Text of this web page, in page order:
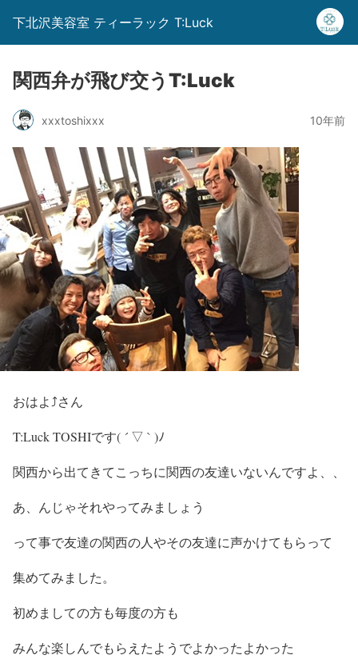
下北沢美容室 ティーラック T:Luck
関西弁が飛び交うT:Luck
xxxtoshixxx 10年前
おはよ⤴︎さん
T:Luck TOSHIです( ´ ▽ ` )ﾉ
関西から出てきてこっちに関西の友達いないんですよ、、
あ、んじゃそれやってみましょう
って事で友達の関西の人やその友達に声かけてもらって
集めてみました。
初めましての方も毎度の方も
みんな楽しんでもらえたようでよかったよかった